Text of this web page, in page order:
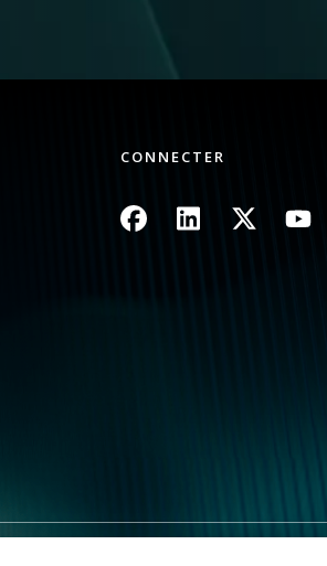
CONNECTER
Image Image Image Image